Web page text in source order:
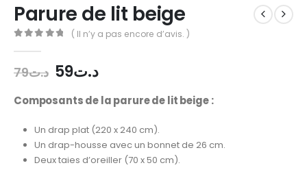
Parure de lit beige
( Il n’y a pas encore d’avis. )
د.ت79 د.ت59
Composants de la parure de lit beige :
Un drap plat (220 x 240 cm).
Un drap-housse avec un bonnet de 26 cm.
Deux taies d’oreiller (70 x 50 cm).